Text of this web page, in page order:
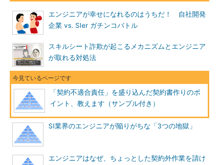
エンジニアが幸せになれるのはうちだ！ 自社開発
企業 vs. SIer ガチンコバトル
スキルシート詐欺が起こるメカニズムとエンジニア
が取れる対処法
「契約不適合責任」を盛り込んだ契約書作りのポ
イント、教えます（サンプル付き）
SI業界のエンジニアが陥りがちな「3つの地獄」
エンジニアはなぜ、ちょっとした契約外作業を請け